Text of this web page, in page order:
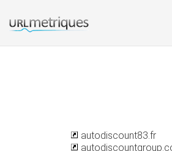
autodiscount83.fr